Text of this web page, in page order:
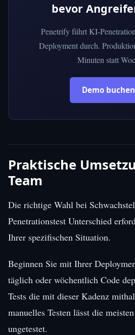
bevor
Penetrify führt KI-
Deployment durch.
Minuten statt
Demo
Praktische
Team
Die richtige Wahl bei
Penetrationstest Unterschied
Ihrer spezifischen Situation.
Beginnen Sie mit Ihrer
täglich oder wöchentlich Code
Tests die mit dieser Kadenz
manuelles Testen lässt die
ungetestet.